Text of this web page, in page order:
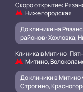
Скоро открытие:
Нижегородская
До клиники на
районов: Хохловка,
Клиника в Митино:
Митино,
До клиники в Митино
Строгино,